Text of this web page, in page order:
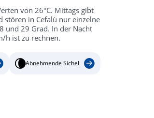
von 26°C. Mittags gibt
stören in Cefalù nur einzelne
und 29 Grad. In der Nacht
h ist zu rechnen.
Abnehmende Sichel